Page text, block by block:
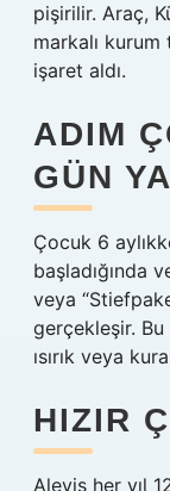
pişirilir. Araç,
markalı
işaret aldı.
ADIM
GÜN
Çocuk 6
başladığında
veya
gerçekleşir.
ısırık veya
HIZIR
Alevis her yıl